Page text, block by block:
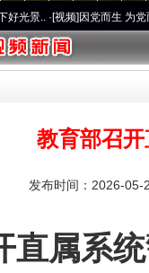
频]因党而生 为党而战——百
教育部召
发布时间：2026-
属系统